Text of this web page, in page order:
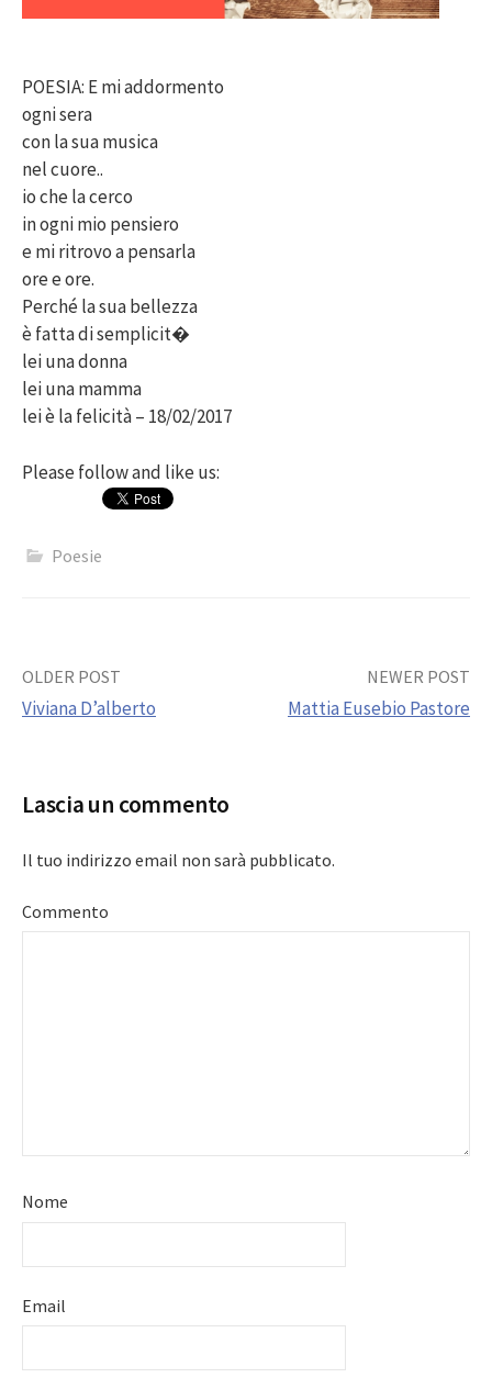
POESIA: E mi addormento
ogni sera
con la sua musica
nel cuore..
io che la cerco
in ogni mio pensiero
e mi ritrovo a pensarla
ore e ore.
Perché la sua bellezza
è fatta di semplicit�
lei una donna
lei una mamma
lei è la felicità – 18/02/2017
Please follow and like us:
Poesie
Post
OLDER POST
Viviana D’alberto
NEWER POST
Mattia Eusebio Pastore
Lascia un commento
Il tuo indirizzo email non sarà pubblicato.
Commento
Nome
Email